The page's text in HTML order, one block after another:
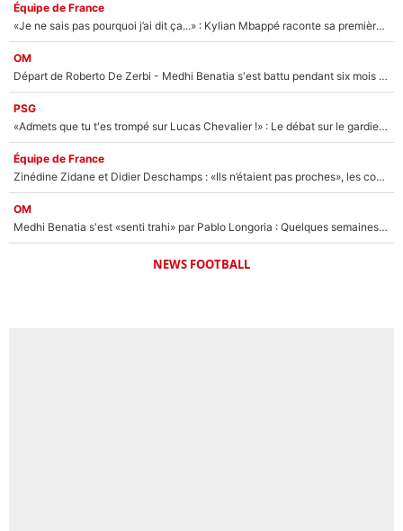
Équipe de France
«Je ne sais pas pourquoi j’ai dit ça...» : Kylian Mbappé raconte sa première rencontre avec Zinédine Zidane (et c’est très drôle)
OM
Départ de Roberto De Zerbi - Medhi Benatia s'est battu pendant six mois pour le retenir à l'OM, le PSG a été le naufrage de trop : «Je pars avec toi»
PSG
«Admets que tu t'es trompé sur Lucas Chevalier !» : Le débat sur le gardien du PSG vire au clash à l'After Foot
Équipe de France
Zinédine Zidane et Didier Deschamps : «Ils n’étaient pas proches», les confidences d’un membre de l’équipe de France 1998 sur leur relation spéciale
OM
Medhi Benatia s'est «senti trahi» par Pablo Longoria : Quelques semaines après son départ, l'ancien directeur de football de l'OM règle ses comptes
NEWS FOOTBALL